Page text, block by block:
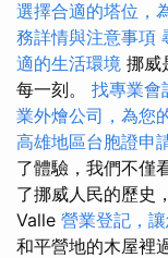
選擇合適的塔位，
務詳情與注意事項
適的生活環境 挪威
每一刻。 找專業會
業外燴公司，為您
高雄地區台胞證申
了體驗，我們不僅
了挪威人民的歷史
Valle 營業登記，
和平營地的木屋裡